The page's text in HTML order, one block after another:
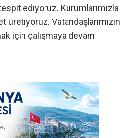
ediyoruz. Kurumlarımızla
üretiyoruz. Vatandaşlarımızın
için çalışmaya devam